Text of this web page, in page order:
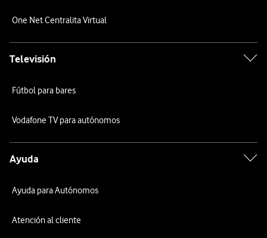
One Net Centralita Virtual
Televisión
Fútbol para bares
Vodafone TV para autónomos
Ayuda
Ayuda para Autónomos
Atención al cliente